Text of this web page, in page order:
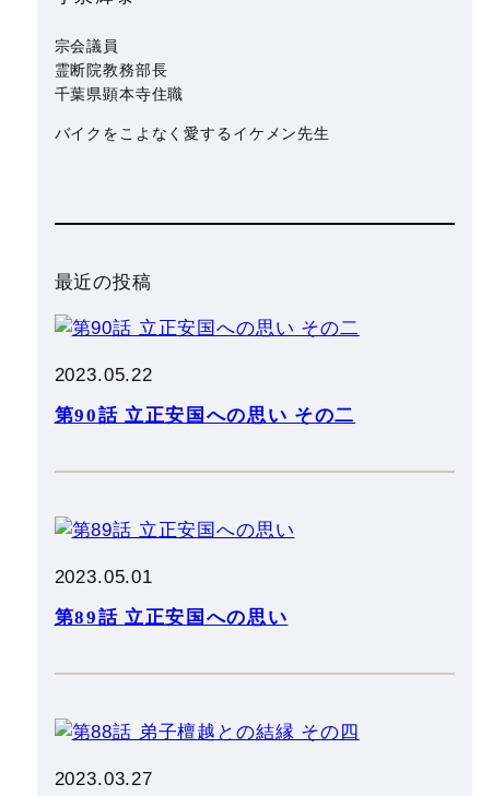
宗会議員
霊断院教務部長
千葉県顕本寺住職
バイクをこよなく愛するイケメン先生
最近の投稿
2023.05.22
第90話 立正安国への思い その二
2023.05.01
第89話 立正安国への思い
2023.03.27